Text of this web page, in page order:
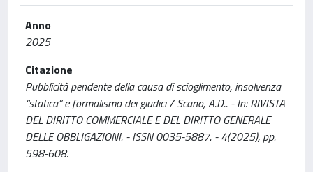
Anno
2025
Citazione
Pubblicità pendente della causa di scioglimento, insolvenza
“statica” e formalismo dei giudici / Scano, A.D.. - In: RIVISTA
DEL DIRITTO COMMERCIALE E DEL DIRITTO GENERALE
DELLE OBBLIGAZIONI. - ISSN 0035-5887. - 4(2025), pp.
598-608.